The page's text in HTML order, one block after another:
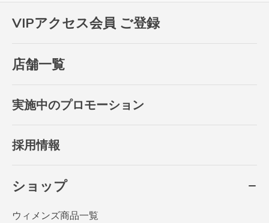
VIPアクセス会員 ご登録
店舗一覧
実施中のプロモーション
採用情報
ショップ
ウィメンズ商品一覧